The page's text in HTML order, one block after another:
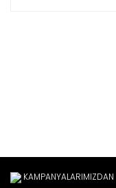
KAMPANYALARIMIZDAN